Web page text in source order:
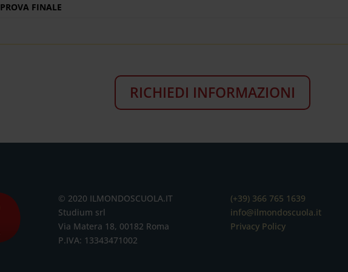
PROVA FINALE
RICHIEDI INFORMAZIONI
© 2020 ILMONDOSCUOLA.IT
Studium srl
Via Matera 18, 00182 Roma
P.IVA: 13343471002
(+39) 366 765 1639
info@ilmondoscuola.it
Privacy Policy